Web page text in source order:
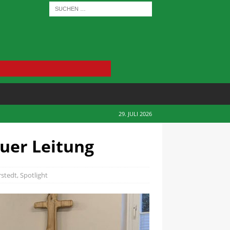
29. JULI 2026
Leitung
, Spotlight